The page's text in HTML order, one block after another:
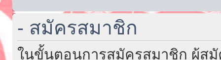
- สมัครสมาชิก
ในขั้นตอนการสมัครสมาชิก ผู้ส